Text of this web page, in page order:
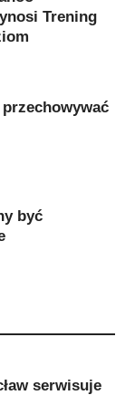
Trening
być
serwisuje